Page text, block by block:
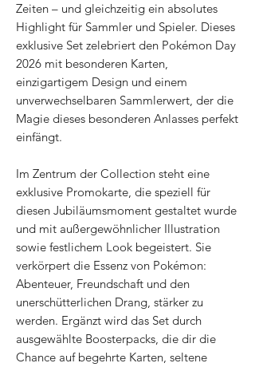
Zeiten – und gleichzeitig ein absolutes
Highlight für Sammler und Spieler. Dieses
exklusive Set zelebriert den Pokémon Day
2026 mit besonderen Karten,
einzigartigem Design und einem
unverwechselbaren Sammlerwert, der die
Magie dieses besonderen Anlasses perfekt
einfängt.
Im Zentrum der Collection steht eine
exklusive Promokarte, die speziell für
diesen Jubiläumsmoment gestaltet wurde
und mit außergewöhnlicher Illustration
sowie festlichem Look begeistert. Sie
verkörpert die Essenz von Pokémon:
Abenteuer, Freundschaft und den
unerschütterlichen Drang, stärker zu
werden. Ergänzt wird das Set durch
ausgewählte Boosterpacks, die dir die
Chance auf begehrte Karten, seltene